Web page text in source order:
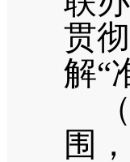
贯
解“
围